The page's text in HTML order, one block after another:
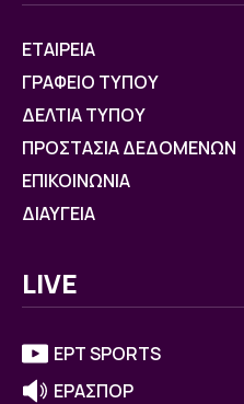
ΕΤΑΙΡΕΙΑ
ΓΡΑΦΕΙΟ ΤΥΠΟΥ
ΔΕΛΤΙΑ ΤΥΠΟΥ
ΠΡΟΣΤΑΣΙΑ ΔΕΔΟΜΕΝΩΝ
ΕΠΙΚΟΙΝΩΝΙΑ
ΔΙΑΥΓΕΙΑ
LIVE
ΕΡΤ SPORTS
ΕΡΑΣΠΟΡ